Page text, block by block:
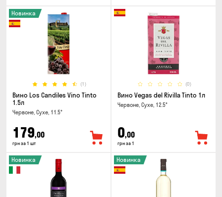
(1)
Новинка
Вино Los Candiles Vino Tinto
1.5л
Червоне, Сухе, 11.5°
179,00
грн за 1 шт
(0)
Вино Vegas del Rivilla Tinto 1л
Червоне, Сухе, 12.5°
0,00
грн за 1
Новинка Новинка